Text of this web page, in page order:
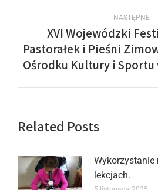
NASTĘPNE
XVI Wojewódzki
Pastorałek i Pieśni
Ośrodku Kultury i Sportu
Related Posts
Wykorzystanie
lekcjach.